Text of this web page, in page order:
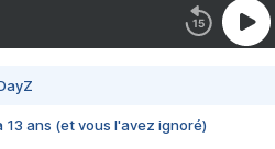
13 ans (et vous l'avez ignoré)